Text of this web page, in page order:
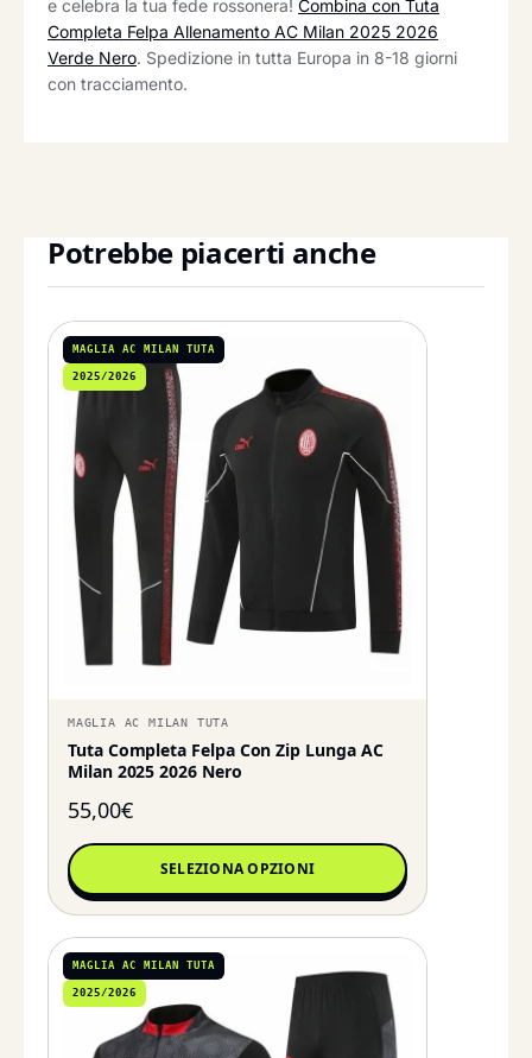
e celebra la tua fede rossonera! Combina con Tuta
Completa Felpa Allenamento AC Milan 2025 2026
Verde Nero. Spedizione in tutta Europa in 8-18 giorni
con tracciamento.
Potrebbe piacerti anche
MAGLIA AC MILAN TUTA
2025/2026
MAGLIA AC MILAN TUTA
Tuta Completa Felpa Con Zip Lunga AC
Milan 2025 2026 Nero
55,00€
SELEZIONA OPZIONI
MAGLIA AC MILAN TUTA
2025/2026